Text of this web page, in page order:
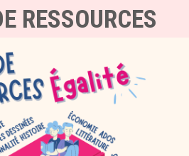
RESSOURCES